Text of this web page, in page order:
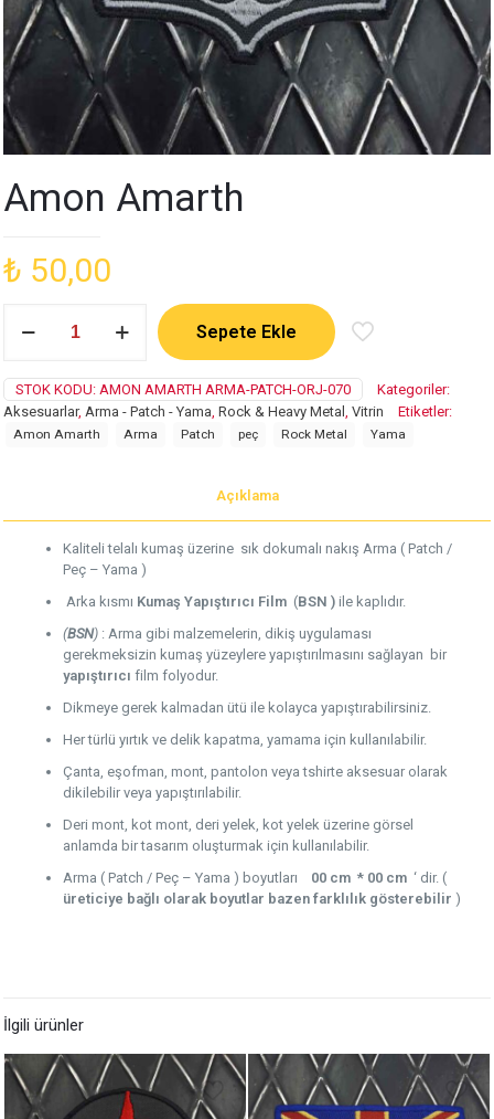
Amon Amarth
₺ 50,00
Amarth
Sepete Ekle
STOK KODU: AMON AMARTH ARMA-PATCH-ORJ-070
Kategoriler:
Aksesuarlar, Arma - Patch - Yama Rock & Heavy Metal Vitrin Etiketler:
Amon Amarth Arma Patch peç Rock Metal Yama
Açıklama
Kaliteli telalı kumaş üzerine sık dokumalı nakış Arma ( Patch /
Peç – Yama )
Arka kısmı Kumaş Yapıştırıcı Film (BSN )ile kaplıdır.
(BSN) : Arma gibi malzemelerin, dikiş uygulaması
gerekmeksizin kumaş yüzeylere yapıştırılmasını sağlayan bir
yapıştırıcı film folyodur.
Dikmeye gerek kalmadan ütü ile kolayca yapıştırabilirsiniz.
Her türlü yırtık ve delik kapatma, yamama için kullanılabilir.
Çanta, eşofman, mont, pantolon veya tshirte aksesuar olarak
dikilebilir veya yapıştırılabilir.
Deri mont, kot mont, deri yelek, kot yelek üzerine görsel
anlamda bir tasarım oluşturmak için kullanılabilir.
Arma ( Patch / Peç – Yama ) boyutları 00 cm * 00 cm ‘ dir. (
üreticiye bağlı olarak boyutlar bazen farklılık gösterebilir )
İlgili ürünler